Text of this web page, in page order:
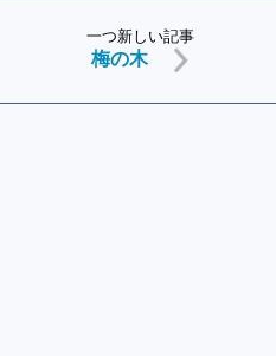
一つ新しい記事
梅の木